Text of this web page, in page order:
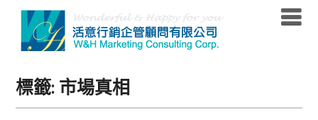
content
標籤: 市場真相